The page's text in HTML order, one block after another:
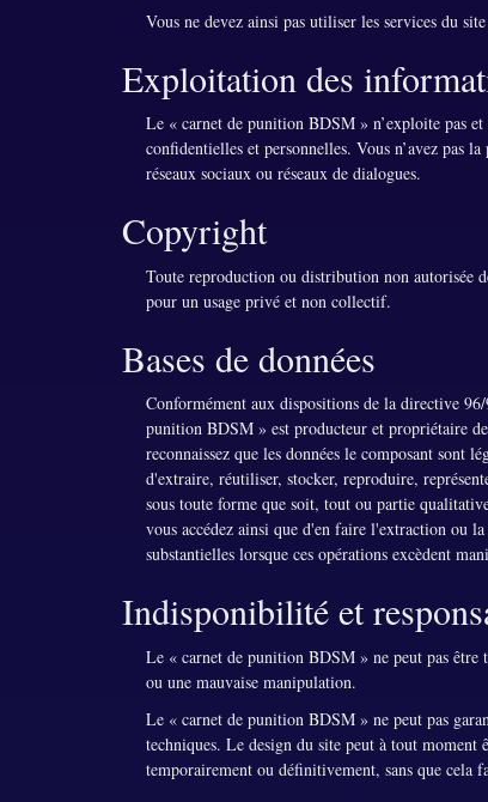
Vous ne devez ainsi pas utiliser les services du
Exploitation des
Le « carnet de punition BDSM » n’exploite pas
confidentielles et personnelles. Vous n’avez pas
réseaux sociaux ou réseaux de dialogues.
Copyright
Toute reproduction ou distribution non autorisée
pour un usage privé et non collectif.
Bases de données
Conformément aux dispositions de la directive
punition BDSM » est producteur et propriétaire
reconnaissez que les données le composant sont
d'extraire, réutiliser, stocker, reproduire,
sous toute forme que soit, tout ou partie
vous accédez ainsi que d'en faire l'extraction ou
substantielles lorsque ces opérations excèdent
Indisponibilité et
Le « carnet de punition BDSM » ne peut pas être
ou une mauvaise manipulation.
Le « carnet de punition BDSM » ne peut pas
techniques. Le design du site peut à tout
temporairement ou définitivement, sans que cela